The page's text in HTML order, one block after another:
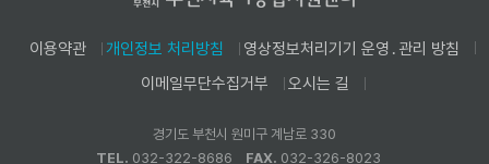
이용약관 개인정보 처리방침
영상정보처리기기 운영․관리 방침
이메일무단수집거부
오시는 길
경기도 부천시 원미구 계남로 330
TEL. 032-322-8686 FAX. 032-326-8023